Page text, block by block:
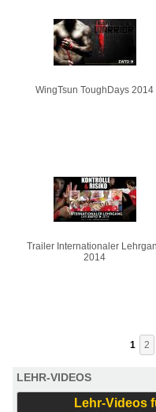
WingTsun ToughDays 2014
Trailer Internationaler
2014
1 2
LEHR-VIDEOS
Lehr-Videos